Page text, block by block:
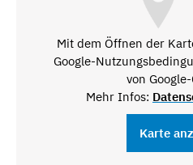
Mit dem Öffnen der
Google-
von
Mehr Infos:
Karte